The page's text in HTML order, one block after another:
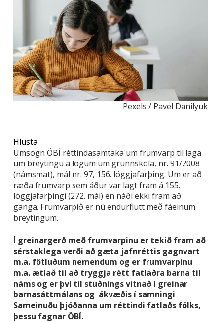
Pexels / Pavel Danilyuk
Hlusta
Umsögn ÖBÍ réttindasamtaka um frumvarp til laga
um breytingu á lögum um grunnskóla, nr. 91/2008
(námsmat), mál nr. 97, 156. löggjafarþing. Um er að
ræða frumvarp sem áður var lagt fram á 155.
löggjafarþingi (272. mál) en náði ekki fram að
ganga. Frumvarpið er nú endurflutt með fáeinum
breytingum.
Í greinargerð með frumvarpinu er tekið fram að
sérstaklega verði að gæta jafnréttis gagnvart
m.a. fötluðum nemendum og er frumvarpinu
m.a. ætlað til að tryggja rétt fatlaðra barna til
náms og er því til stuðnings vitnað í greinar
barnasáttmálans og ákvæðis í samningi
Sameinuðu þjóðanna um réttindi fatlaðs fólks,
þessu fagnar ÖBÍ.